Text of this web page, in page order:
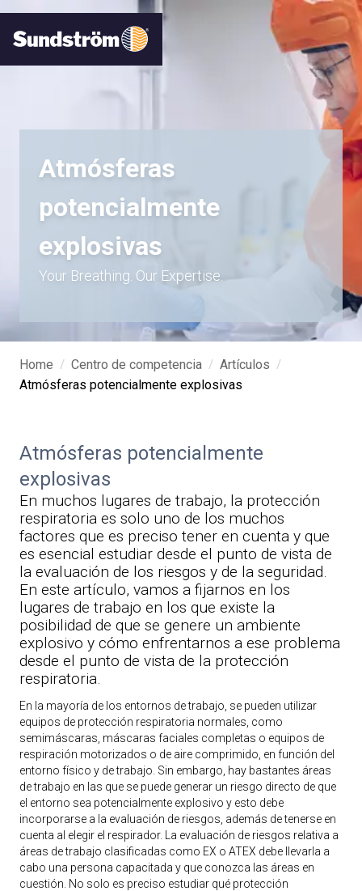
Atmósferas
potencialmente
explosivas
Your Breathing. Our Expertise.
Home / Centro de competencia / Artículos /
Atmósferas potencialmente explosivas
Atmósferas potencialmente
explosivas
En muchos lugares de trabajo, la protección
respiratoria es solo uno de los muchos
factores que es preciso tener en cuenta y que
es esencial estudiar desde el punto de vista de
la evaluación de los riesgos y de la seguridad.
En este artículo, vamos a fijarnos en los
lugares de trabajo en los que existe la
posibilidad de que se genere un ambiente
explosivo y cómo enfrentarnos a ese problema
desde el punto de vista de la protección
respiratoria.
En la mayoría de los entornos de trabajo, se pueden utilizar
equipos de protección respiratoria normales, como
semimáscaras, máscaras faciales completas o equipos de
respiración motorizados o de aire comprimido, en función del
entorno físico y de trabajo. Sin embargo, hay bastantes áreas
de trabajo en las que se puede generar un riesgo directo de que
el entorno sea potencialmente explosivo y esto debe
incorporarse a la evaluación de riesgos, además de tenerse en
cuenta al elegir el respirador. La evaluación de riesgos relativa a
áreas de trabajo clasificadas como EX o ATEX debe llevarla a
cabo una persona capacitada y que conozca las áreas en
cuestión. No solo es preciso estudiar qué protección